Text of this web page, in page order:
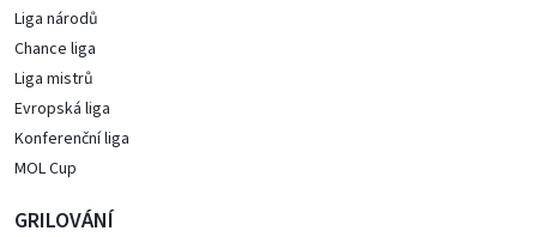
Liga národů
Chance liga
Liga mistrů
Evropská liga
Konferenční liga
MOL Cup
GRILOVÁNÍ